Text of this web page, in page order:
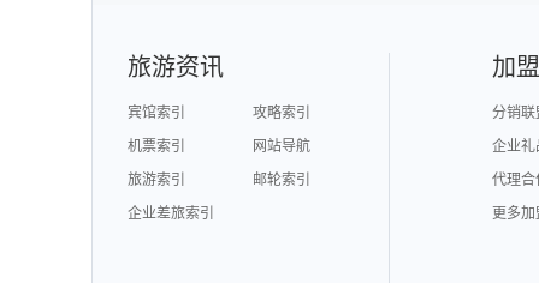
旅游资讯
宾馆索引
攻略索引
机票索引
网站导航
旅游索引
邮轮索引
企业差旅索引
加
分销联
企业礼
代理合
更多